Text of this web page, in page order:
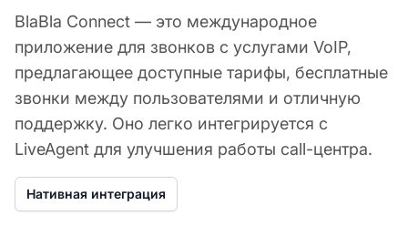
BlaBla Connect — это международное
приложение для звонков с услугами VoIP,
предлагающее доступные тарифы, бесплатные
звонки между пользователями и отличную
поддержку. Оно легко интегрируется с
LiveAgent для улучшения работы call-центра.
Нативная интеграция